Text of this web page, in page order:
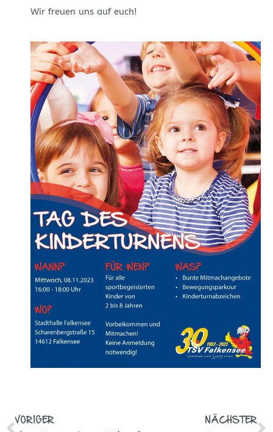
Wir freuen uns auf euch!
VORIGER NÄCHSTER